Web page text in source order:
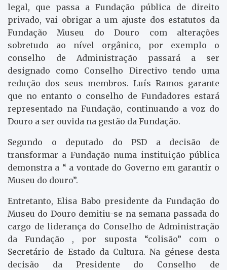
legal, que passa a Fundação pública de direito
privado, vai obrigar a um ajuste dos estatutos da
Fundação Museu do Douro com alterações
sobretudo ao nível orgânico, por exemplo o
conselho de Administração passará a ser
designado como Conselho Directivo tendo uma
redução dos seus membros. Luís Ramos garante
que no entanto o conselho de Fundadores estará
representado na Fundação, continuando a voz do
Douro a ser ouvida na gestão da Fundação.
Segundo o deputado do PSD a decisão de
transformar a Fundação numa instituição pública
demonstra a “ a vontade do Governo em garantir o
Museu do douro”.
Entretanto, Elisa Babo presidente da Fundação do
Museu do Douro demitiu-se na semana passada do
cargo de liderança do Conselho de Administração
da Fundação , por suposta “colisão” com o
Secretário de Estado da Cultura. Na génese desta
decisão da Presidente do Conselho de